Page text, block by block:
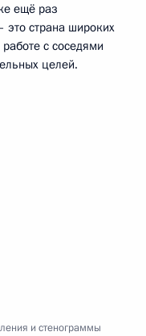
ещё раз
это страна широких
с соседями
целей.
и стенограммы